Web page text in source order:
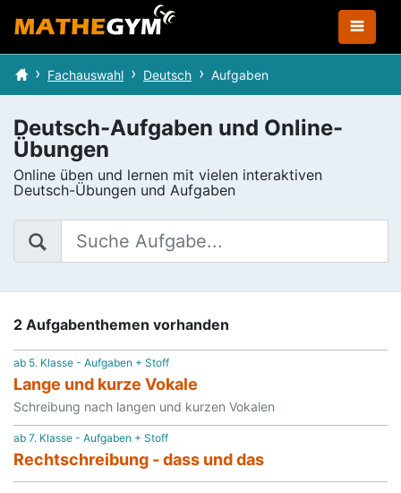
Fachauswahl Deutsch Aufgaben
Deutsch-Aufgaben und Online-
Übungen
Online üben und lernen mit vielen interaktiven
Deutsch-Übungen und Aufgaben
2 Aufgabenthemen vorhanden
ab 5. Klasse - Aufgaben + Stoff
Lange und kurze Vokale
Schreibung nach langen und kurzen Vokalen
ab 7. Klasse - Aufgaben + Stoff
Rechtschreibung - dass und das